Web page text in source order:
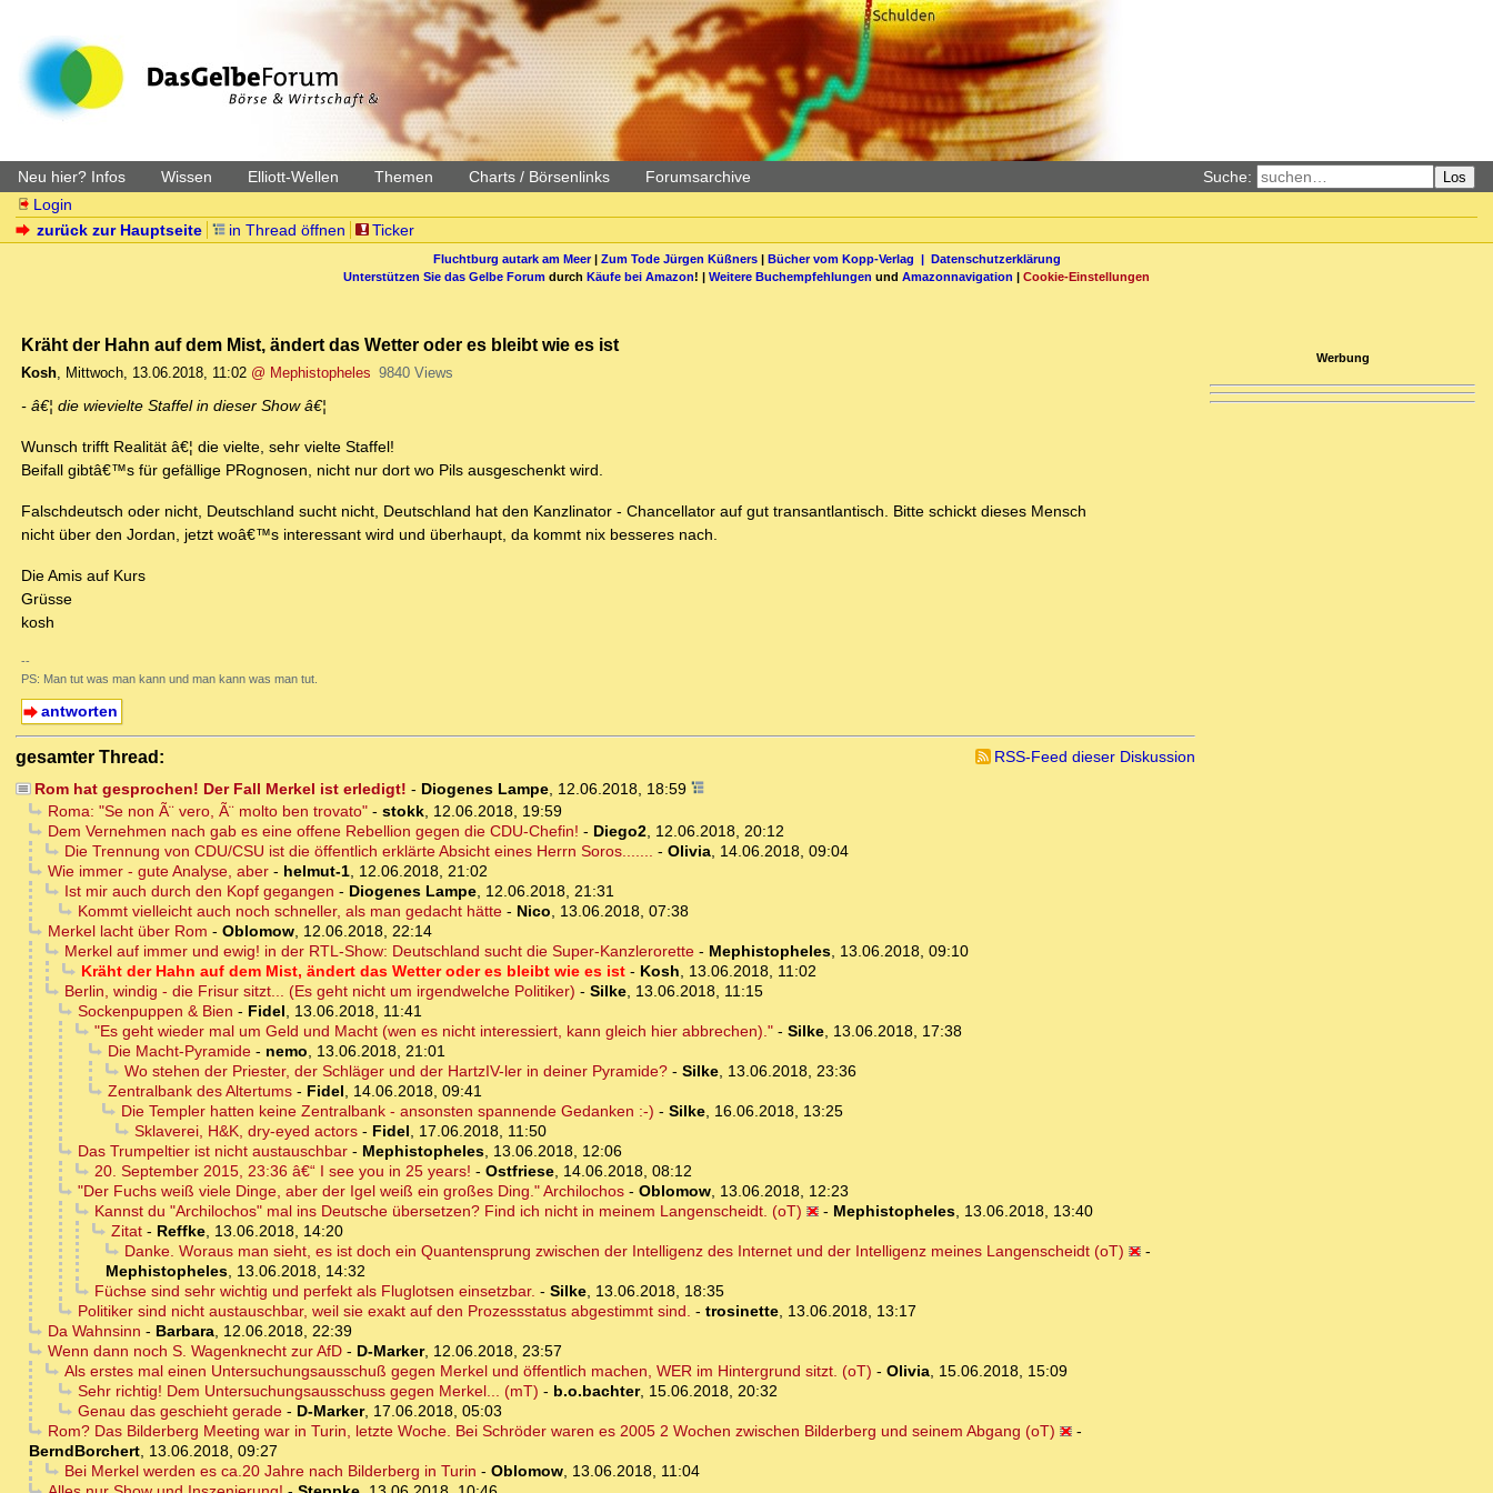
Neu hier? Infos Wissen Elliott-Wellen Themen Charts / Börsenlinks Forumsarchive Suche: Los
Login
zurück zur Hauptseite
in Thread öffnen Ticker
Fluchtburg autark am Meer| Zum Tode Jürgen Küßners| Bücher vom Kopp-Verlag | Datenschutzerklärung
Unterstützen Sie das Gelbe Forum durch Käufe bei Amazon! | Weitere Buchempfehlungen und Amazonnavigation | Cookie-Einstellungen
Kräht der Hahn auf dem Mist, ändert das Wetter oder es bleibt wie es ist
Kosh, Mittwoch, 13.06.2018, 11:02 @ Mephistopheles 9840 Views
- â€¦ die wievielte Staffel in dieser Show â€¦
Wunsch trifft Realität â€¦ die vielte, sehr vielte Staffel!
Beifall gibtâ€™s für gefällige PRognosen, nicht nur dort wo Pils ausgeschenkt wird.
Falschdeutsch oder nicht, Deutschland sucht nicht, Deutschland hat den Kanzlinator - Chancellator auf gut transantlantisch. Bitte schickt dieses Mensch
nicht über den Jordan, jetzt woâ€™s interessant wird und überhaupt, da kommt nix besseres nach.
Die Amis auf Kurs
Grüsse
kosh
--
PS: Man tut was man kann und man kann was man tut.
antworten
gesamter Thread:
RSS-Feed dieser Diskussion
Rom hat gesprochen! Der Fall Merkel ist erledigt! - Diogenes Lampe, 12.06.2018, 18:59
Roma: "Se non Ã¨ vero, Ã¨ molto ben trovato"- stokk, 12.06.2018, 19:59
Dem Vernehmen nach gab es eine offene Rebellion gegen die CDU-Chefin! - Diego2, 12.06.2018, 20:12
Die Trennung von CDU/CSU ist die öffentlich erklärte Absicht eines Herrn Soros....... - Olivia, 14.06.2018, 09:04
Wie immer - gute Analyse, aber- helmut-1, 12.06.2018, 21:02
Ist mir auch durch den Kopf gegangen - Diogenes Lampe, 12.06.2018, 21:31
Kommt vielleicht auch noch schneller, als man gedacht hätte- Nico, 13.06.2018, 07:38
Merkel lacht über Rom - Oblomow, 12.06.2018, 22:14
Merkel auf immer und ewig! in der RTL-Show: Deutschland sucht die Super-Kanzlerorette- Mephistopheles, 13.06.2018, 09:10
Kräht der Hahn auf dem Mist, ändert das Wetter oder es bleibt wie es ist- Kosh, 13.06.2018, 11:02
Berlin, windig - die Frisur sitzt... (Es geht nicht um irgendwelche Politiker) - Silke, 13.06.2018, 11:15
Sockenpuppen & Bien - Fidel, 13.06.2018, 11:41
"Es geht wieder mal um Geld und Macht (wen es nicht interessiert, kann gleich hier abbrechen)."- Silke, 13.06.2018, 17:38
Die Macht-Pyramide- nemo, 13.06.2018, 21:01
Wo stehen der Priester, der Schläger und der HartzIV-ler in deiner Pyramide?- Silke, 13.06.2018, 23:36
Zentralbank des Altertums- Fidel, 14.06.2018, 09:41
Die Templer hatten keine Zentralbank - ansonsten spannende Gedanken :-) - Silke, 16.06.2018, 13:25
Sklaverei, H&K, dry-eyed actors- Fidel, 17.06.2018, 11:50
Das Trumpeltier ist nicht austauschbar- Mephistopheles, 13.06.2018, 12:06
20. September 2015, 23:36 â€“ I see you in 25 years! - Ostfriese, 14.06.2018, 08:12
"Der Fuchs weiß viele Dinge, aber der Igel weiß ein großes Ding." Archilochos- Oblomow, 13.06.2018, 12:23
Kannst du "Archilochos" mal ins Deutsche übersetzen? Find ich nicht in meinem Langenscheidt. (oT)
- Mephistopheles, 13.06.2018, 13:40
Zitat- Reffke, 13.06.2018, 14:20
Danke. Woraus man sieht, es ist doch ein Quantensprung zwischen der Intelligenz des Internet und der Intelligenz meines Langenscheidt (oT)
-
Mephistopheles, 13.06.2018, 14:32
Füchse sind sehr wichtig und perfekt als Fluglotsen einsetzbar. - Silke, 13.06.2018, 18:35
Politiker sind nicht austauschbar, weil sie exakt auf den Prozessstatus abgestimmt sind. - trosinette, 13.06.2018, 13:17
Da Wahnsinn - Barbara, 12.06.2018, 22:39
Wenn dann noch S. Wagenknecht zur AfD- D-Marker, 12.06.2018, 23:57
Als erstes mal einen Untersuchungsausschuß gegen Merkel und öffentlich machen, WER im Hintergrund sitzt. (oT) - Olivia, 15.06.2018, 15:09
Sehr richtig! Dem Untersuchungsausschuss gegen Merkel... (mT) - b.o.bachter, 15.06.2018, 20:32
Genau das geschieht gerade- D-Marker, 17.06.2018, 05:03
Rom? Das Bilderberg Meeting war in Turin, letzte Woche. Bei Schröder waren es 2005 2 Wochen zwischen Bilderberg und seinem Abgang (oT)
-
BerndBorchert, 13.06.2018, 09:27
Bei Merkel werden es ca.20 Jahre nach Bilderberg in Turin - Oblomow, 13.06.2018, 11:04
Werbung